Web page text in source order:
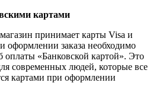
картами
принимает карты Visa и
оформлении заказа необходимо
оплаты «Банковской картой». Это
современных людей, которые все
картами при оформлении